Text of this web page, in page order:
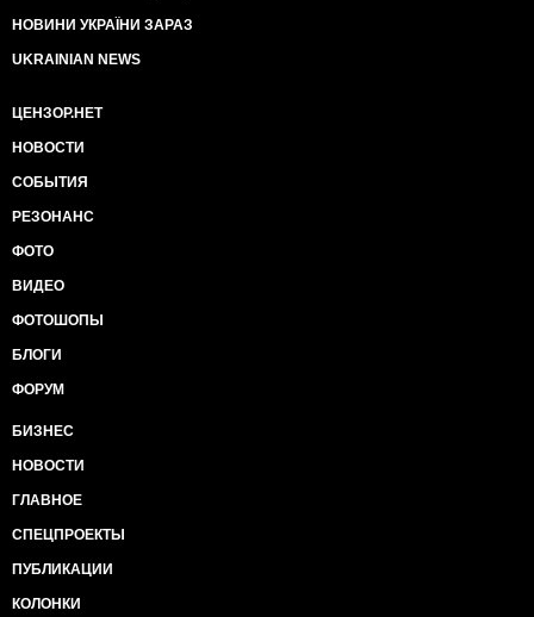
НОВИНИ УКРАЇНИ ЗАРАЗ
UKRAINIAN NEWS
ЦЕНЗОР.НЕТ
НОВОСТИ
СОБЫТИЯ
РЕЗОНАНС
ФОТО
ВИДЕО
ФОТОШОПЫ
БЛОГИ
ФОРУМ
БИЗНЕС
НОВОСТИ
ГЛАВНОЕ
СПЕЦПРОЕКТЫ
ПУБЛИКАЦИИ
КОЛОНКИ